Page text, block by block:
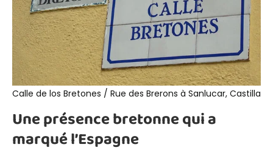
Calle de los Bretones / Rue des Brerons à Sanlucar, Castilla
Une présence bretonne qui a
marqué l’Espagne